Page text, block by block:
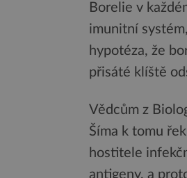
Borelie v
imunitní
hypotéza, že
přisáté klíště
Vědcům z
Šíma k tomu
hostitele
antigeny, a